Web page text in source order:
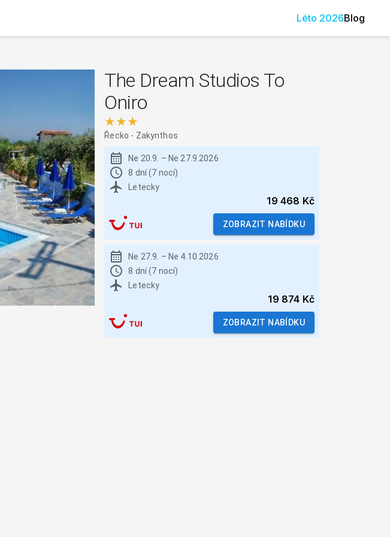
Léto 2026Blog
The Dream Studios To
Oniro
★★★
Řecko - Zakynthos
Ne 20.9. – Ne 27.9.2026
8 dní (7 nocí)
Letecky
19 468 Kč
ZOBRAZIT NABÍDKU
Ne 27.9. – Ne 4.10.2026
8 dní (7 nocí)
Letecky
19 874 Kč
ZOBRAZIT NABÍDKU